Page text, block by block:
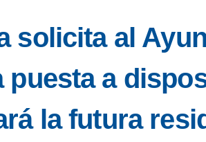
solicita al
puesta a
la futura